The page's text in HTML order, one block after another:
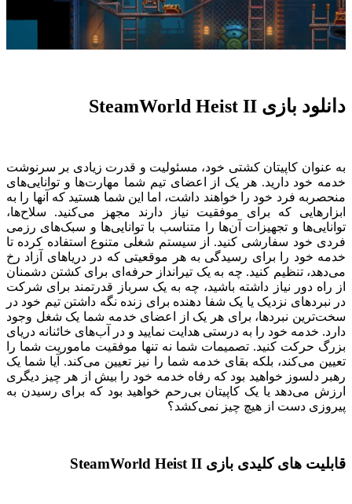
دانلود بازی SteamWorld Heist II
به عنوان کاپیتان کشتی خود، مسئولیت و قدرت زیادی بر سرنوشت
خدمه خود دارید. هر یک از اعضای تیم شما مهارت‌ها و توانایی‌های
منحصربه فرد خود را خواهند داشت، اما این شما هستید که آنها را به
ابزارهایی که برای موفقیت نیاز دارند مجهز می‌کنید. سلاح‌ها،
توانایی‌ها و تجهیزات آن‌ها را متناسب با توانایی‌ها و سبک‌های رزمی
فردی خود سفارشی کنید. از سیستم شغلی متنوع استفاده کرده تا
خدمه خود را برای رسیدگی به هر موقعیتی که در دریاهای آزاد رخ
می‌دهد، تنظیم کنید. چه به یک تیرانداز حرفه‌ای برای کشتن دشمنان
از راه دور نیاز داشته باشید، چه به یک سرباز قدرتمند برای شرکت
در نبردهای نزدیک یا یک شفا دهنده برای زنده نگه داشتن تیم خود در
سخت‌ترین نبردها، برای هر یک از اعضای خدمه شما یک شغل وجود
دارد. خدمه خود را به درستی هدایت نمایید و در آب‌های خائنانه دریای
بزرگ حرکت کنید. تصمیمات شما نه تنها موفقیت ماموریت شما را
تعیین می‌کند، بلکه بقای خدمه شما را نیز تعیین می‌کند. آیا شما یک
رهبر دلسوز خواهید بود که رفاه خدمه خود را بیش از هر چیز دیگری
ارزش می‌دهد یا یک کاپیتان بی‌رحم خواهید بود که برای رسیدن به
پیروزی دست از هیچ چیز نمی‌کشد؟
قابلیت های کلیدی بازی SteamWorld Heist II